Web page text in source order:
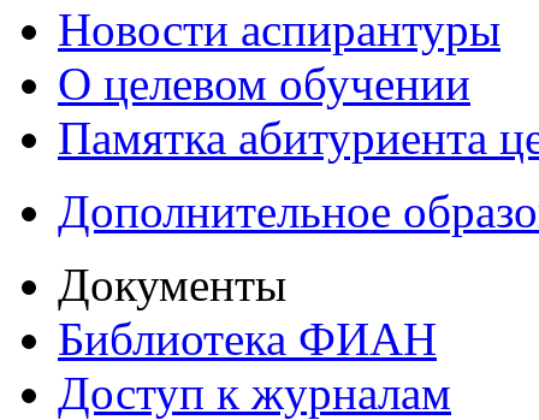
Новости аспирантуры
О целевом обучении
Памятка абитуриента
Дополнительное
Документы
Библиотека ФИАН
Доступ к журналам